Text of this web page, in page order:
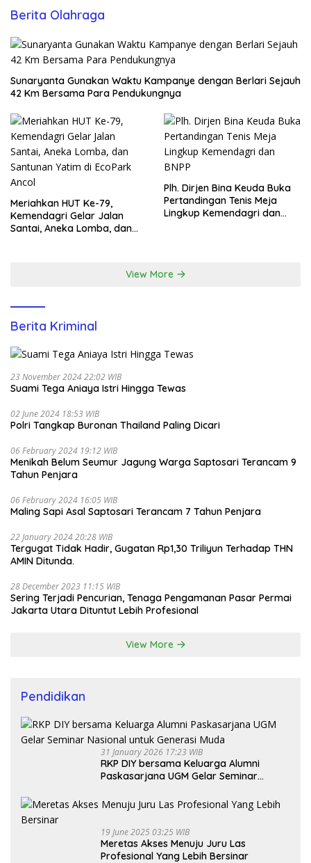
Berita Olahraga
Sunaryanta Gunakan Waktu Kampanye dengan Berlari Sejauh
42 Km Bersama Para Pendukungnya
Meriahkan HUT Ke-79,
Kemendagri Gelar Jalan
Santai, Aneka Lomba, dan
Plh. Dirjen Bina Keuda Buka
Pertandingan Tenis Meja
Lingkup Kemendagri dan
View More
Berita Kriminal
23 November 2024 22:02 WIB
Suami Tega Aniaya Istri Hingga Tewas
02 June 2024 18:53 WIB
Polri Tangkap Buronan Thailand Paling Dicari
06 February 2024 19:12 WIB
Menikah Belum Seumur Jagung Warga Saptosari Terancam 9
Tahun Penjara
06 February 2024 16:05 WIB
Maling Sapi Asal Saptosari Terancam 7 Tahun Penjara
22 January 2024 20:28 WIB
Tergugat Tidak Hadir, Gugatan Rp1,30 Triliyun Terhadap THN
AMIN Ditunda.
28 December 2023 11:15 WIB
Sering Terjadi Pencurian, Tenaga Pengamanan Pasar Permai
Jakarta Utara Dituntut Lebih Profesional
View More
Pendidikan
31 January 2026 17:23 WIB
RKP DIY bersama Keluarga Alumni
Paskasarjana UGM Gelar Seminar
19 June 2025 03:25 WIB
Meretas Akses Menuju Juru Las
Profesional Yang Lebih Bersinar